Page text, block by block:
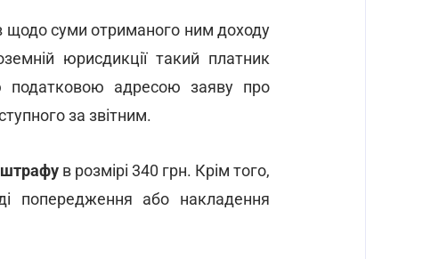
щодо суми отриманого ним доходу
юрисдикції такий платник
податковою адресою заяву про
за звітним.
штрафу в розмірі 340 грн. Крім того,
попередження або накладення